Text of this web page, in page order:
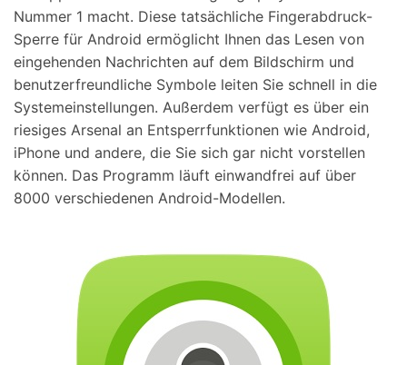
Nummer 1 macht. Diese tatsächliche Fingerabdruck-
Sperre für Android ermöglicht Ihnen das Lesen von
eingehenden Nachrichten auf dem Bildschirm und
benutzerfreundliche Symbole leiten Sie schnell in die
Systemeinstellungen. Außerdem verfügt es über ein
riesiges Arsenal an Entsperrfunktionen wie Android,
iPhone und andere, die Sie sich gar nicht vorstellen
können. Das Programm läuft einwandfrei auf über
8000 verschiedenen Android-Modellen.